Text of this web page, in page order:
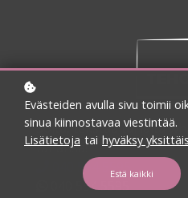
Soita, tekstaa tai laita
tahansa!
040 554 5595
040 554 5595
Evästeiden avulla sivu toimii
sinua kiinnostavaa viestintää.
Lisätietoja tai hyväksy
Estä kaikki